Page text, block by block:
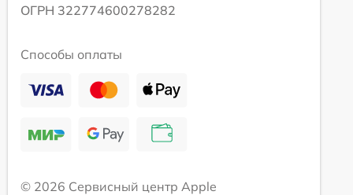
ОГРН 322774600278282
Способы оплаты
© 2026 Сервисный центр Apple